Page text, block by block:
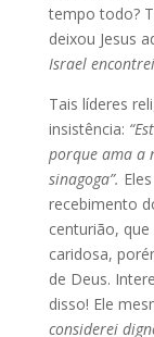
tempo todo?
deixou Jesus
Israel
Tais líderes
insistência:
porque ama a
sinagoga”.
recebimento
centurião,
caridosa,
de Deus.
disso! Ele
considerei